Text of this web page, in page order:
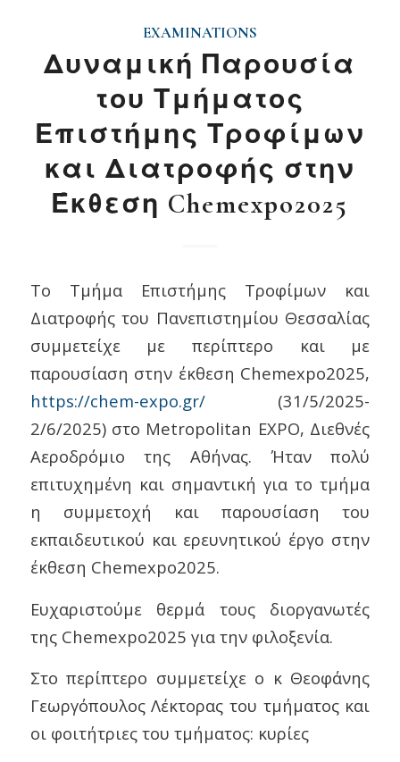
EXAMINATIONS
Δυναμική Παρουσία
του Τμήματος
Επιστήμης Τροφίμων
και Διατροφής στην
Έκθεση Chemexpo2025
Tο Τμήμα Επιστήμης Τροφίμων και
Διατροφής του Πανεπιστημίου Θεσσαλίας
συμμετείχε με περίπτερο και με
παρουσίαση στην έκθεση Chemexpo2025,
https://chem-expo.gr/(31/5/2025-
2/6/2025) στο Μetropolitan EXPO, Διεθνές
Αεροδρόμιο της Αθήνας. Ήταν πολύ
επιτυχημένη και σημαντική για το τμήμα
η συμμετοχή και παρουσίαση του
εκπαιδευτικού και ερευνητικού έργο στην
έκθεση Chemexpo2025.
Ευχαριστούμε θερμά τους διοργανωτές
της Chemexpo2025 για την φιλοξενία.
Στο περίπτερο συμμετείχε ο κ Θεοφάνης
Γεωργόπουλος Λέκτορας του τμήματος και
οι φοιτήτριες του τμήματος: κυρίες